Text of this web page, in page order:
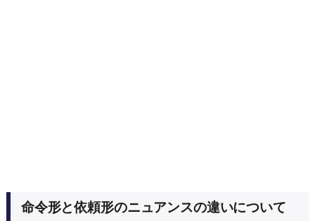
命令形と依頼形のニュアンスの違いについて